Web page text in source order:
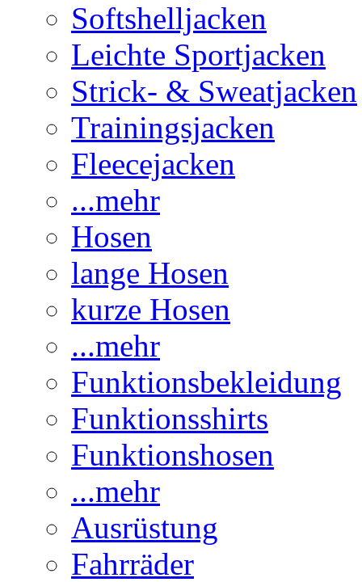
Softshelljacken
Leichte Sportjacken
Strick- & Sweatjacken
Trainingsjacken
Fleecejacken
...mehr
Hosen
lange Hosen
kurze Hosen
...mehr
Funktionsbekleidung
Funktionsshirts
Funktionshosen
...mehr
Ausrüstung
Fahrräder